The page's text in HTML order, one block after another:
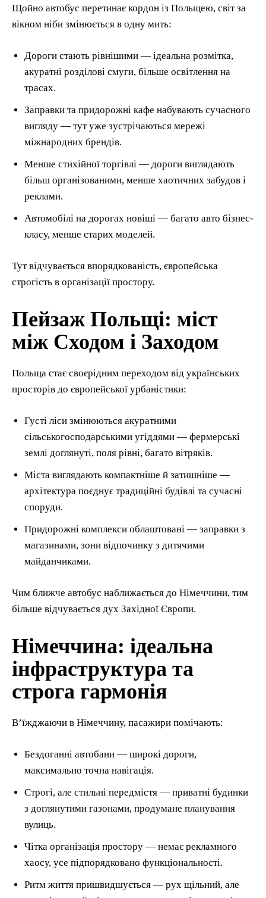
Щойно автобус перетинає кордон із Польщею, світ за
вікном ніби змінюється в одну мить:
Дороги стають рівнішими — ідеальна розмітка,
акуратні розділові смуги, більше освітлення на
трасах.
Заправки та придорожні кафе набувають сучасного
вигляду — тут уже зустрічаються мережі
міжнародних брендів.
Менше стихійної торгівлі — дороги виглядають
більш організованими, менше хаотичних забудов і
реклами.
Автомобілі на дорогах новіші — багато авто бізнес-
класу, менше старих моделей.
Тут відчувається впорядкованість, європейська
строгість в організації простору.
Пейзаж Польщі: міст
між Сходом і Заходом
Польща стає своєрідним переходом від українських
просторів до європейської урбаністики:
Густі ліси змінюються акуратними
сільськогосподарськими угіддями — фермерські
землі доглянуті, поля рівні, багато вітряків.
Міста виглядають компактніше й затишніше —
архітектура поєднує традиційні будівлі та сучасні
споруди.
Придорожні комплекси облаштовані — заправки з
магазинами, зони відпочинку з дитячими
майданчиками.
Чим ближче автобус наближається до Німеччини, тим
більше відчувається дух Західної Європи.
Німеччина: ідеальна
інфраструктура та
строга гармонія
В’їжджаючи в Німеччину, пасажири помічають:
Бездоганні автобани — широкі дороги,
максимально точна навігація.
Строгі, але стильні передмістя — приватні будинки
з доглянутими газонами, продумане планування
вулиць.
Чітка організація простору — немає рекламного
хаосу, усе підпорядковано функціональності.
Ритм життя пришвидшується — рух щільний, але